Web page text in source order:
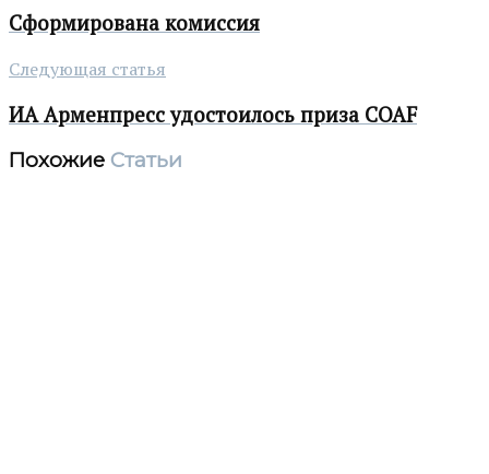
Сформирована комиссия
Следующая статья
ИА Арменпресс удостоилось приза COAF
Похожие Статьи